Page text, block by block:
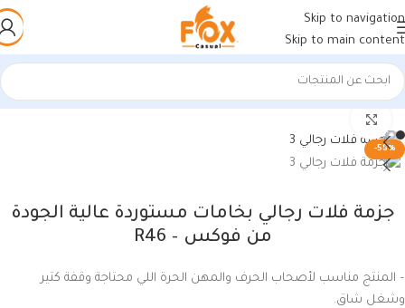
Skip to navigation
Skip to main content
الرئيسية/أحذية رجالي/أحذية رجالي
-58%
جزمة فلات رجالي بخامات مستوردة عالية الجودة
من فوكس – R46
– المنتج مناسب لأصحاب الحرف والمهن الحرة اللي محتاجة وقفة كتير
وشغل شاق.